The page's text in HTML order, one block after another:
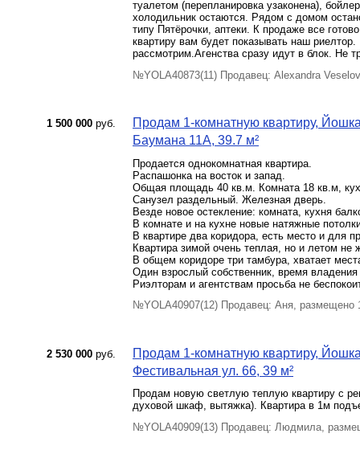
туалетом (перепланировка узаконена),
холодильник остаются. Рядом с домом
типу Пятёрочки, аптеки. К продаже все
квартиру вам будет показывать наш
рассмотрим.Агенства сразу идут в блок. Не
№YOLA40873(11) Продавец: Alexandra
1 500 000 руб.
Продам 1-комнатную квартиру,
Баумана 11А, 39.7 м²
Продается однокомнатная квартира.
Распашонка на восток и запад.
Общая площадь 40 кв.м. Комната 18 кв.м,
Санузел раздельный. Железная дверь.
Везде новое остекление: комната, кухня
В комнате и на кухне новые натяжные
В квартире два коридора, есть место и для
Квартира зимой очень теплая, но и летом не
В общем коридоре три тамбура, хватает
Один взрослый собственник, время
Риэлторам и агентствам просьба не
№YOLA40907(12) Продавец: Аня, размещено
2 530 000 руб.
Продам 1-комнатную квартиру,
Фестивальная ул. 66, 39 м²
Продам новую светлую теплую квартиру с
духовой шкаф, вытяжка). Квартира в 1м
№YOLA40909(13) Продавец: Людмила,